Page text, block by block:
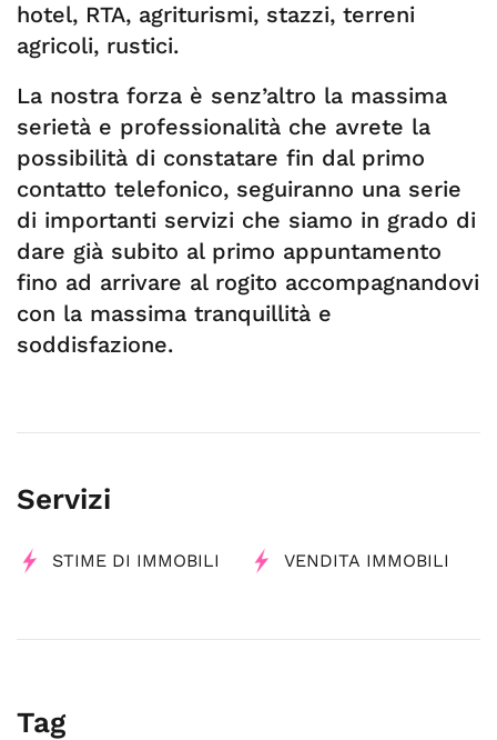
hotel, RTA, agriturismi, stazzi, terreni
agricoli, rustici.
La nostra forza è senz’altro la massima
serietà e professionalità che avrete la
possibilità di constatare fin dal primo
contatto telefonico, seguiranno una serie
di importanti servizi che siamo in grado di
dare già subito al primo appuntamento
fino ad arrivare al rogito accompagnandovi
con la massima tranquillità e
soddisfazione.
Servizi
STIME DI IMMOBILI VENDITA IMMOBILI
Tag